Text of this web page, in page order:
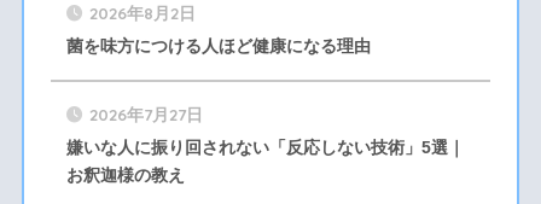
2026年8月2日
菌を味方につける人ほど健康になる理由
2026年7月27日
嫌いな人に振り回されない「反応しない技術」5選｜
お釈迦様の教え